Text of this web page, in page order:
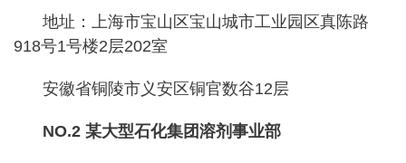
地址：上海市宝山区宝山城市工业园区真陈路
918号1号楼2层202室
安徽省铜陵市义安区铜官数谷12层
NO.2 某大型石化集团溶剂事业部